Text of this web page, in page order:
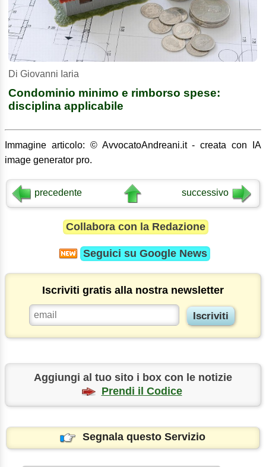
Di Giovanni Iaria
Condominio minimo e rimborso spese:
disciplina applicabile
Immagine articolo: © AvvocatoAndreani.it - creata con IA
image generator pro.
precedente successivo
Collabora con la Redazione
Seguici su Google News
Iscriviti gratis alla nostra newsletter
Aggiungi al tuo sito i box con le notizie
Prendi il Codice
Segnala questo Servizio